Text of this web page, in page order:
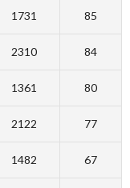
1731 85
2310 84
1361 80
2122 77
1482 67